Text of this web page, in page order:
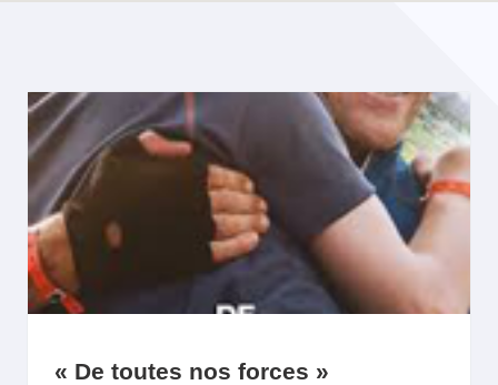
« De toutes nos forces »